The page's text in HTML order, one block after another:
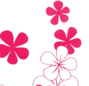
content
(Press
Enter)